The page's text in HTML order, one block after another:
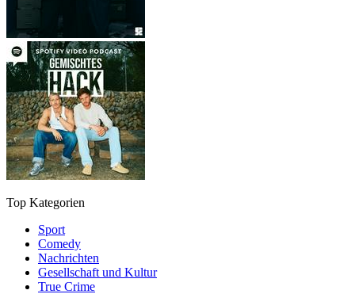
Top Kategorien
Sport
Comedy
Nachrichten
Gesellschaft und Kultur
True Crime